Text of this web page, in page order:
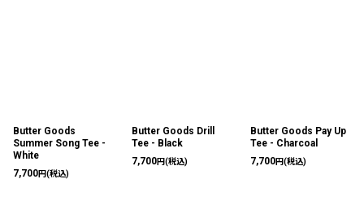
Butter Goods
Summer Song Tee -
White
7,700円(税込)
Butter Goods Drill
Tee - Black
7,700円(税込)
Butter Goods Pay Up
Tee - Charcoal
7,700円(税込)